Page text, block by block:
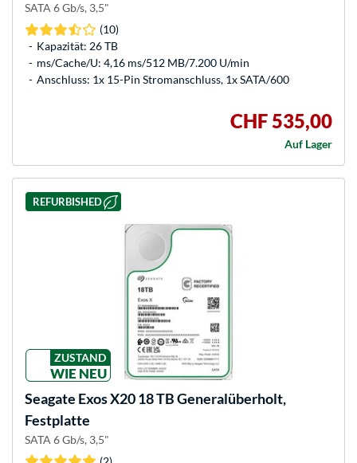
SATA 6 Gb/s, 3,5"
(10)
Kapazität: 26 TB
ms/Cache/U: 4,16 ms/512 MB/7.200 U/min
Anschluss: 1x 15-Pin Stromanschluss, 1x SATA/600
CHF 535,00
Auf Lager
REFURBISHED
ZUSTAND
WIE NEU
Seagate Exos X20 18 TB Generalüberholt,
Festplatte
SATA 6 Gb/s, 3,5"